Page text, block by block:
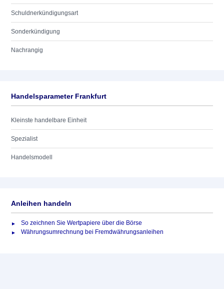
Schuldnerkündigungsart
Sonderkündigung
Nachrangig
Handelsparameter Frankfurt
Kleinste handelbare Einheit
Spezialist
Handelsmodell
Anleihen handeln
So zeichnen Sie Wertpapiere über die Börse
Währungsumrechnung bei Fremdwährungsanleihen